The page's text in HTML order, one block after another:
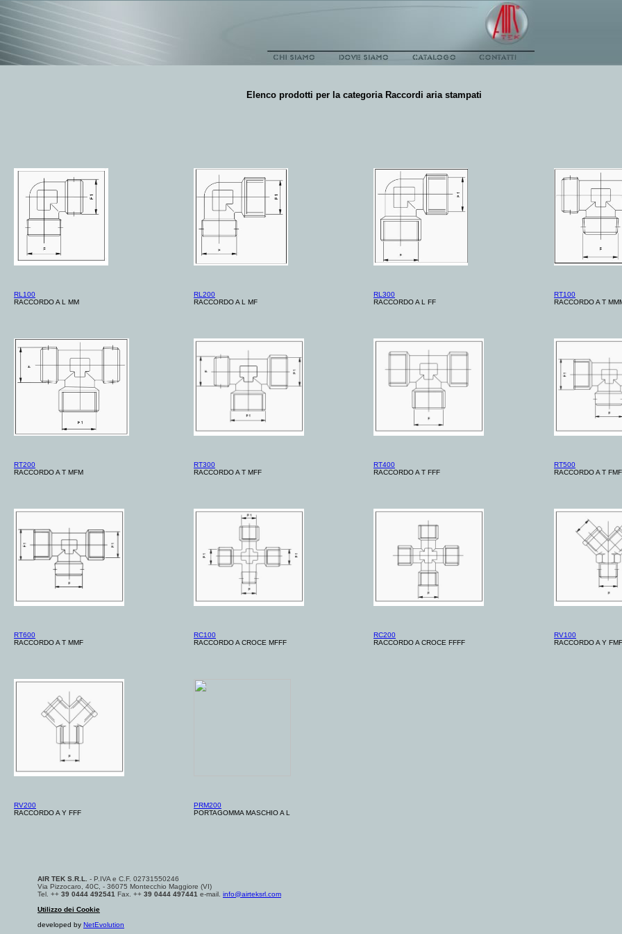
Elenco prodotti per la categoria Raccordi aria stampati
RL100
RACCORDO A L MM
RL200
RACCORDO A L MF
RL300
RACCORDO A L FF
RT100
RACCORDO A T
RT200
RACCORDO A T MFM
RT300
RACCORDO A T MFF
RT400
RACCORDO A T FFF
RT500
RACCORDO A T FMF
RT600
RACCORDO A T MMF
RC100
RACCORDO A CROCE MFFF
RC200
RACCORDO A CROCE FFFF
RV100
RACCORDO A Y FMF
RV200
RACCORDO A Y FFF
PRM200
PORTAGOMMA MASCHIO A L
AIR TEK S.R.L.
- P.IVA e C.F. 02731550246
Via Pizzocaro, 40C, - 36075 Montecchio Maggiore (VI)
Tel. ++ 39 0444 492541 Fax. ++ 39 0444 497441 e-mail. info@airteksrl.com
Utilizzo dei Cookie
developed by NetEvolution